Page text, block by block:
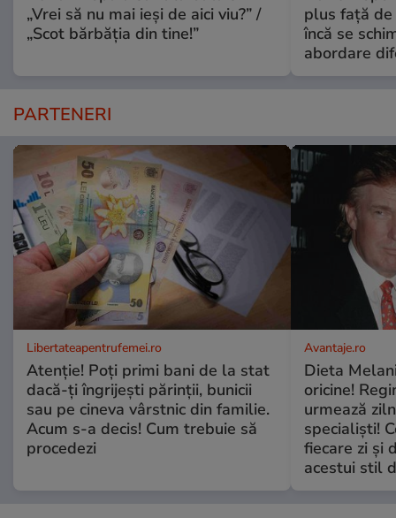
„Vrei să nu mai ieși de aici viu?” /
„Scot bărbăția din tine!”
plus față de
încă se
abordare
PARTENERI
Libertateapentrufemei.ro
Atenție! Poți primi bani de la stat
dacă-ți îngrijești părinții, bunicii
sau pe cineva vârstnic din familie.
Acum s-a decis! Cum trebuie să
procedezi
Avantaje.ro
Dieta
oricine!
urmează
specialiști!
fiecare zi și
acestui stil